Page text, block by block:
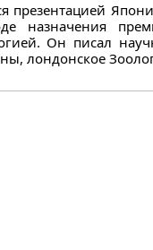
презентацией
назначения
Он писал
лондонское